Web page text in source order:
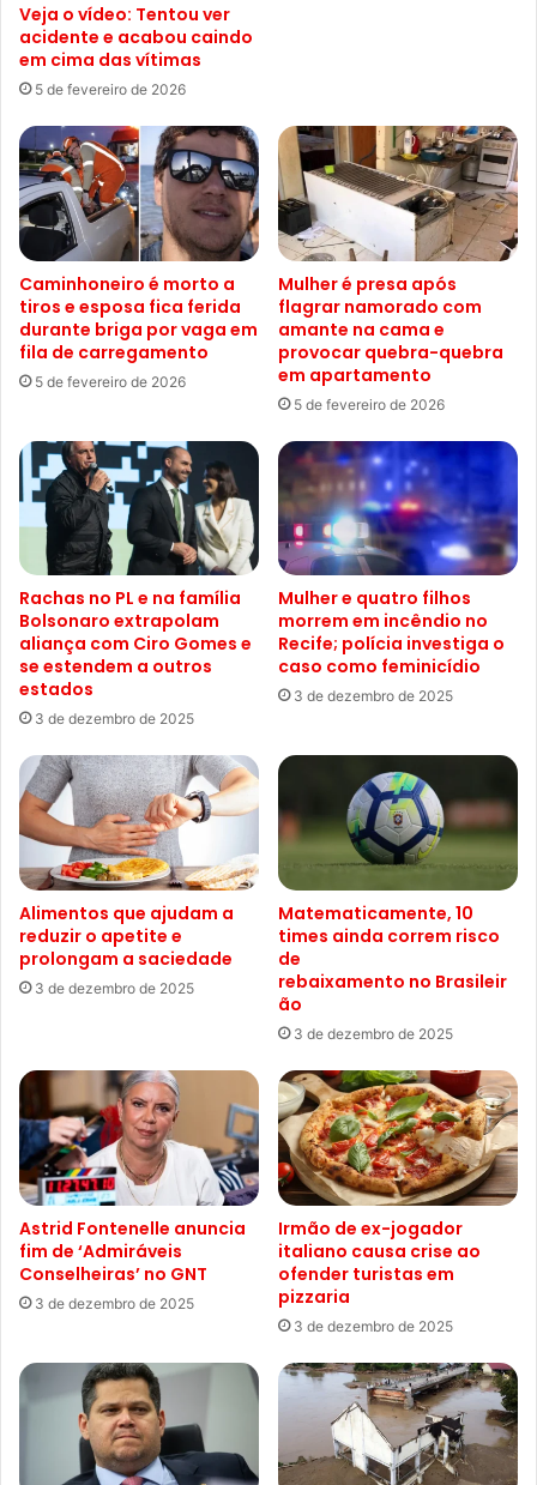
Veja o vídeo: Tentou ver
acidente e acabou caindo
em cima das vítimas
5 de fevereiro de 2026
Caminhoneiro é morto a
tiros e esposa fica ferida
durante briga por vaga em
fila de carregamento
5 de fevereiro de 2026
Mulher é presa após
flagrar namorado com
amante na cama e
provocar quebra-quebra
em apartamento
5 de fevereiro de 2026
Rachas no PL e na família
Bolsonaro extrapolam
aliança com Ciro Gomes e
se estendem a outros
estados
3 de dezembro de 2025
Mulher e quatro filhos
morrem em incêndio no
Recife; polícia investiga o
caso como feminicídio
3 de dezembro de 2025
Alimentos que ajudam a
reduzir o apetite e
prolongam a saciedade
3 de dezembro de 2025
Matematicamente, 10
times ainda correm risco
de
rebaixamento no Brasileir
ão
3 de dezembro de 2025
Astrid Fontenelle anuncia
fim de ‘Admiráveis
Conselheiras’ no GNT
3 de dezembro de 2025
Irmão de ex-jogador
italiano causa crise ao
ofender turistas em
pizzaria
3 de dezembro de 2025